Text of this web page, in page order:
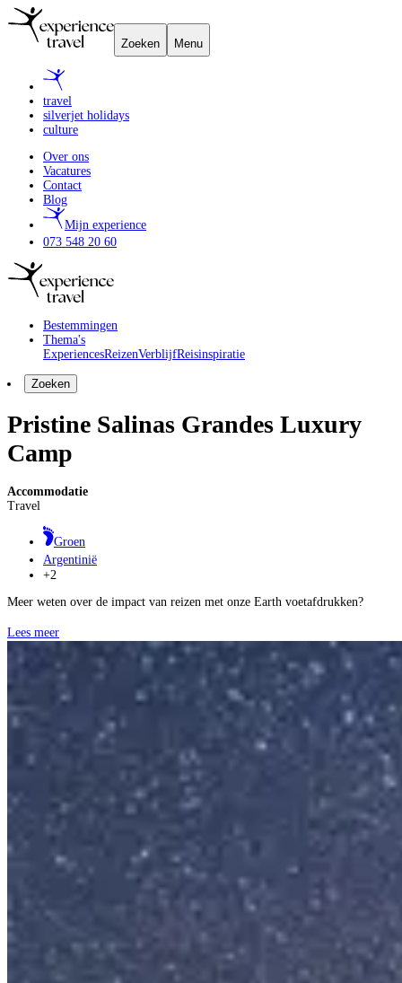
Zoeken Menu
travel
silverjet holidays
culture
Over ons
Vacatures
Contact
Blog
Mijn experience
073 548 20 60
Bestemmingen
Thema's
ExperiencesReizenVerblijfReisinspiratie
Zoeken
Pristine Salinas Grandes Luxury
Camp
Accommodatie
Travel
Groen
Argentinië
+2
Meer weten over de impact van reizen met onze Earth voetafdrukken?
Lees meer